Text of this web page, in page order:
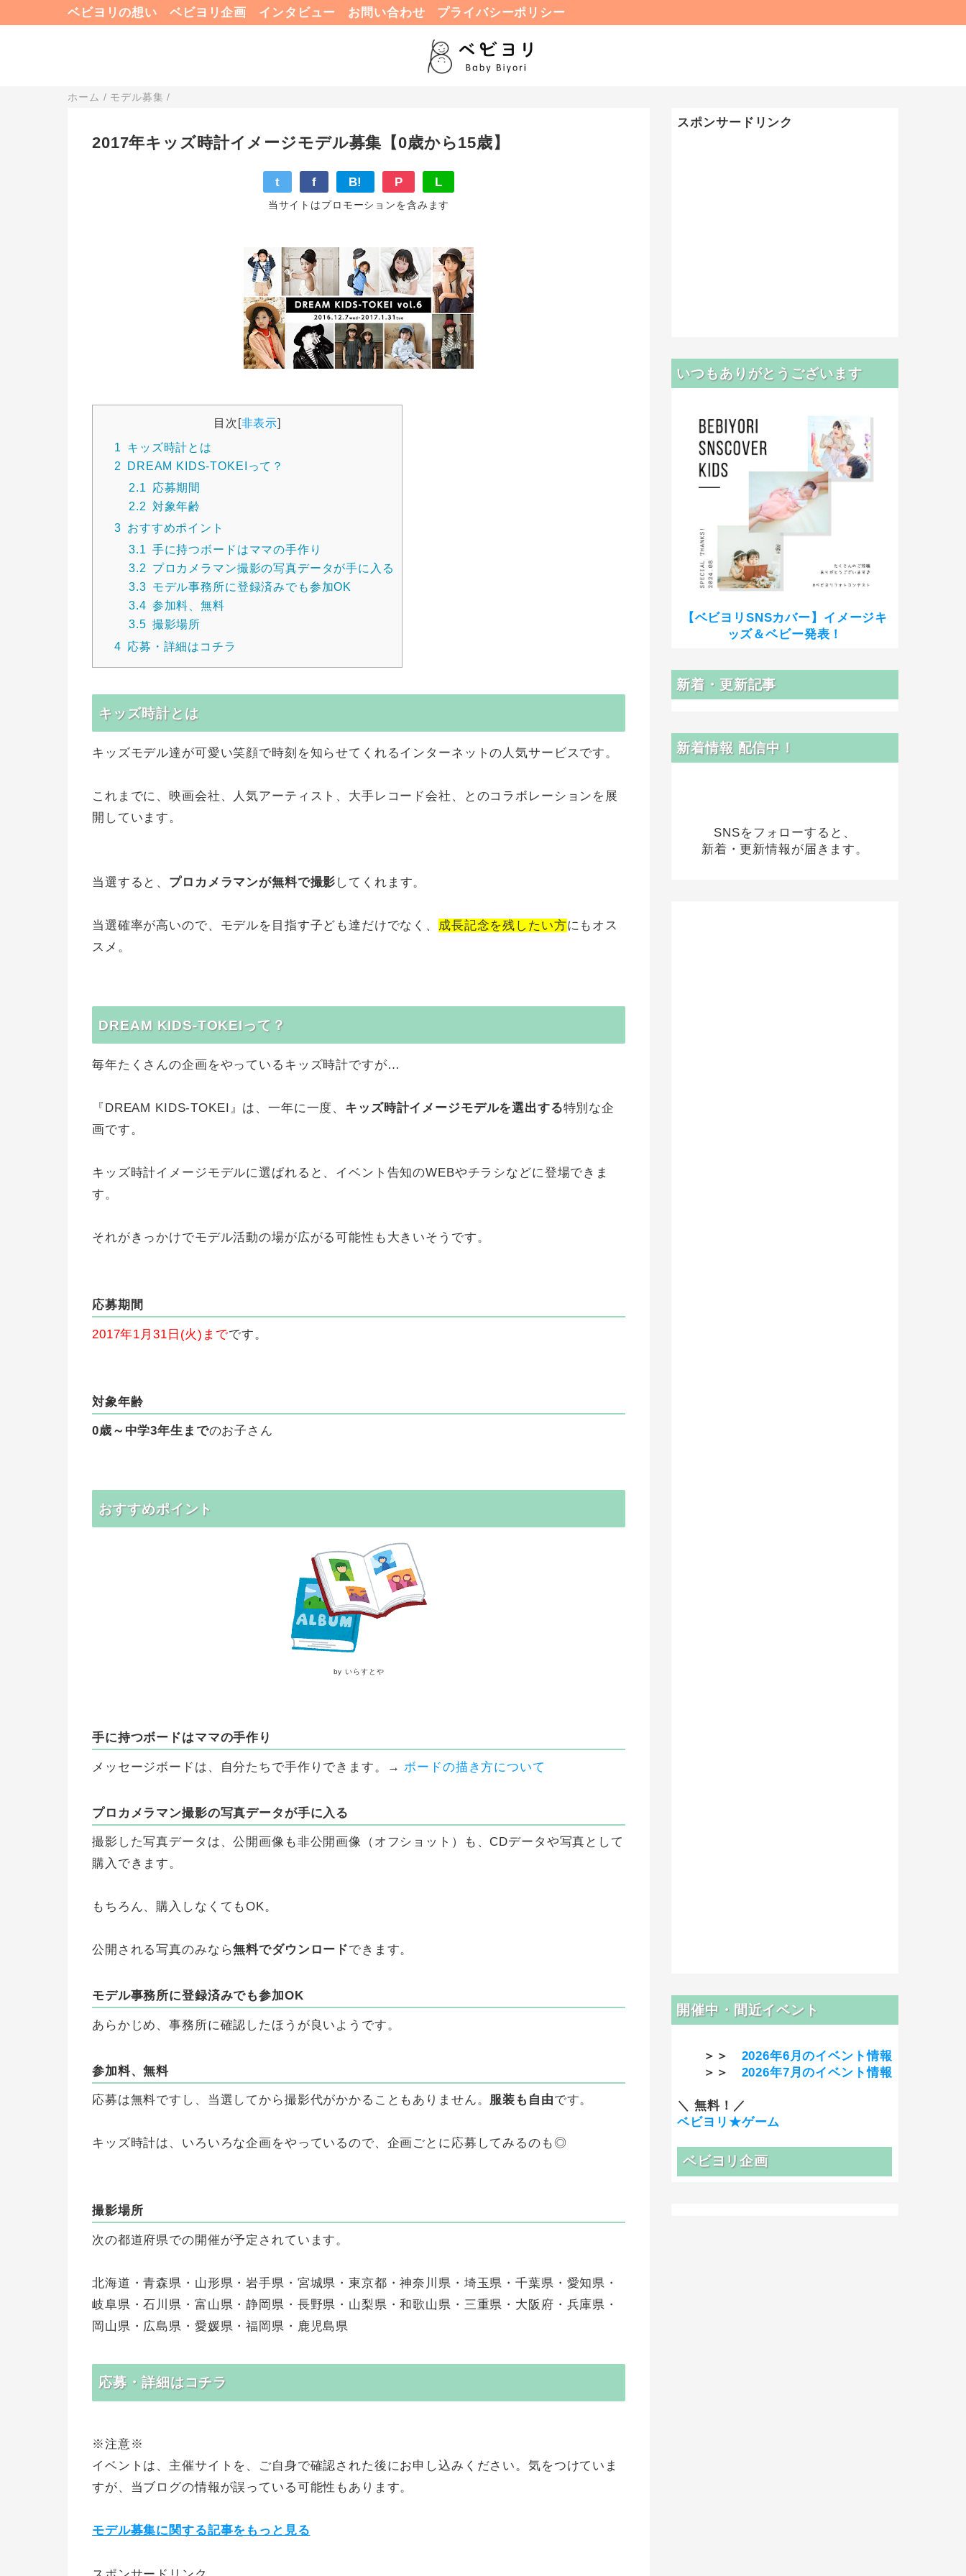
ベビヨリの想い ベビヨリ企画 インタビュー お問い合わせ プライバシーポリシー
ホーム / モデル募集 /
2017年キッズ時計イメージモデル募集【0歳から15歳】
t f B! P L
当サイトはプロモーションを含みます
目次[非表示]
1
キッズ時計とは
2
DREAM KIDS-TOKEIって？
2.1
応募期間
2.2 対象年齢
3 おすすめポイント
3.1 手に持つボードはママの手作り
3.2
プロカメラマン撮影の写真データが手に入る
3.3 モデル事務所に登録済みでも参加OK
3.4 参加料、無料
3.5 撮影場所
4 応募・詳細はコチラ
キッズ時計とは
キッズモデル達が可愛い笑顔で時刻を知らせてくれるインターネットの人気サービスです。
これまでに、映画会社、人気アーティスト、大手レコード会社、とのコラボレーションを展
開しています。
当選すると、 プロカメラマンが無料で撮影 してくれます。
当選確率が高いので、モデルを目指す子ども達だけでなく、 成長記念を残したい方にもオス
スメ。
DREAM KIDS-TOKEIって？
毎年たくさんの企画をやっているキッズ時計ですが…
『DREAM KIDS-TOKEI』は、一年に一度、 キッズ時計イメージモデルを選出する特別な企
画です。
キッズ時計イメージモデルに選ばれると、イベント告知のWEBやチラシなどに登場できま
す。
それがきっかけでモデル活動の場が広がる可能性も大きいそうです。
応募期間
2017年1月31日(火)までです。
対象年齢
0歳～中学3年生までのお子さん
おすすめポイント
by いらすとや
手に持つボードはママの手作り
メッセージボードは、自分たちで手作りできます。→ ボードの描き方について
プロカメラマン撮影の写真データが手に入る
撮影した写真データは、公開画像も非公開画像（オフショット）も、CDデータや写真として
購入できます。
もちろん、購入しなくてもOK。
公開される写真のみなら無料でダウンロードできます。
モデル事務所に登録済みでも参加OK
あらかじめ、事務所に確認したほうが良いようです。
参加料、無料
応募は無料ですし、当選してから撮影代がかかることもありません。 服装も自由です。
キッズ時計は、いろいろな企画をやっているので、企画ごとに応募してみるのも◎
撮影場所
次の都道府県での開催が予定されています。
北海道・青森県・山形県・岩手県・宮城県・東京都・神奈川県・埼玉県・千葉県・愛知県・
岐阜県・石川県・富山県・静岡県・長野県・山梨県・和歌山県・三重県・大阪府・兵庫県・
岡山県・広島県・愛媛県・福岡県・鹿児島県
応募・詳細はコチラ
※注意※
イベントは、主催サイトを、ご自身で確認された後にお申し込みください。気をつけていま
すが、当ブログの情報が誤っている可能性もあります。
モデル募集に関する記事をもっと見る
スポンサードリンク
いつもありがとうございます
【ベビヨリSNSカバー】イメージキ
ッズ＆ベビー発表！
新着・更新記事
新着情報 配信中！
SNSをフォローすると、
新着・更新情報が届きます。
開催中・間近イベント
＞＞ 2026年6月のイベント情報
＞＞ 2026年7月のイベント情報
＼ 無料！／
ベビヨリ★ゲーム
ベビヨリ企画